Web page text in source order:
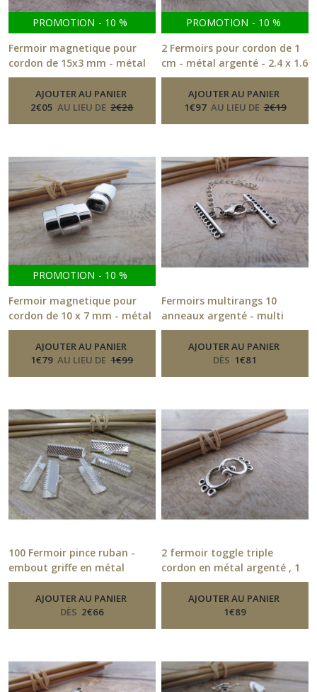
PROMOTION - 10 %
Fermoir magnetique pour
cordon de 15x3 mm - métal
doré, argenté - 264.51-
FermoirsAJOUTER AU PANIER
2€05 AU LIEU DE 2€28
PROMOTION - 10 %
2 Fermoirs pour cordon de 1
cm - métal argenté - 2.4 x 1.6
cm - ref 169.21-Fermoirs
AJOUTER AU PANIER
1€97 AU LIEU DE 2€19
PROMOTION - 10 %
Fermoir magnetique pour
cordon de 10 x 7 mm - métal
doré, argenté - 267.51-
FermoirsAJOUTER AU PANIER
1€79 AU LIEU DE 1€99
Fermoirs multirangs 10
anneaux argenté - multi
rang, mousqueton - 2.4 x 0.4
cm - 202.21-Fermoirs
AJOUTER AU PANIER
DÈS 1€81
100 Fermoir pince ruban -
embout griffe en métal
argenté, bronze , plusieurs
dimensions-Fermoirs
AJOUTER AU PANIER
DÈS 2€66
2 fermoir toggle triple
cordon en métal argenté , 1
cm diamètre, trou 1 mm -
313.21-Fermoirs
AJOUTER AU PANIER
1€89